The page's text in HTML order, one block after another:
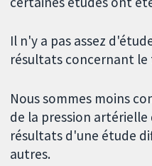
Il n'y a pas assez
résultats concernant
Nous sommes moins
de la pression
résultats d'une étude
autres.